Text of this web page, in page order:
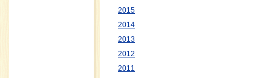
2015
2014
2013
2012
2011